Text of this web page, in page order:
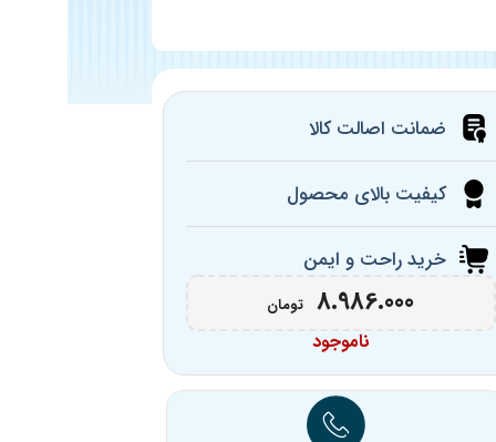
ضمانت اصالت کالا
کیفیت بالای محصول
خرید راحت و ایمن
8.986.000 تومان
ناموجود